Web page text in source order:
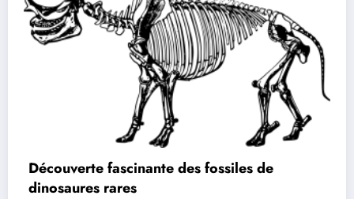
Découverte fascinante des fossiles de
dinosaures rares